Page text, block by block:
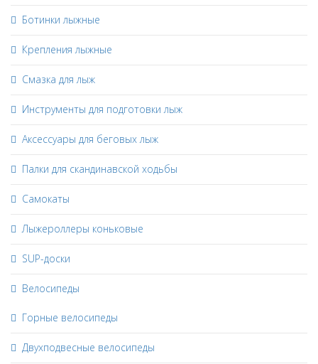
Ботинки лыжные
Крепления лыжные
Смазка для лыж
Инструменты для подготовки лыж
Аксессуары для беговых лыж
Палки для скандинавской ходьбы
Самокаты
Лыжероллеры коньковые
SUP-доски
Велосипеды
Горные велосипеды
Двухподвесные велосипеды